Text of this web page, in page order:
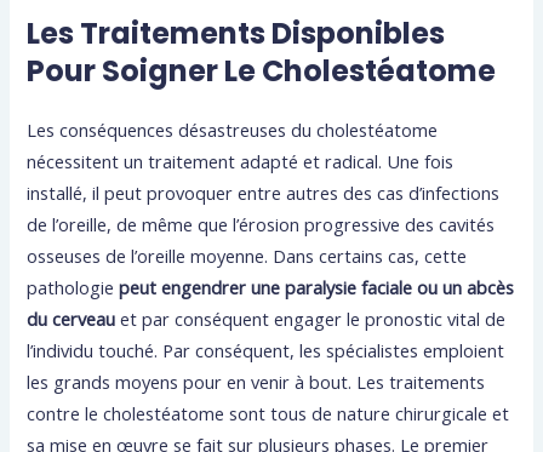
Les Traitements Disponibles
Pour Soigner Le Cholestéatome
Les conséquences désastreuses du cholestéatome
nécessitent un traitement adapté et radical. Une fois
installé, il peut provoquer entre autres des cas d’infections
de l’oreille, de même que l’érosion progressive des cavités
osseuses de l’oreille moyenne. Dans certains cas, cette
pathologiepeut engendrer une paralysie faciale ou un abcès
du cerveau et par conséquent engager le pronostic vital de
l’individu touché. Par conséquent, les spécialistes emploient
les grands moyens pour en venir à bout. Les traitements
contre le cholestéatome sont tous de nature chirurgicale et
sa mise en œuvre se fait sur plusieurs phases. Le premier